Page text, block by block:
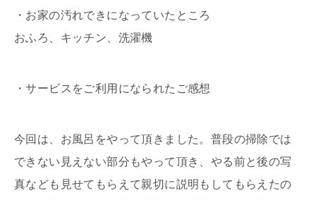
・お家の汚れできになっていたところ
おふろ、キッチン、洗濯機
・サービスをご利用になられたご感想
今回は、お風呂をやって頂きました。普段の掃除では
できない見えない部分もやって頂き、やる前と後の写
真なども見せてもらえて親切に説明もしてもらえたの